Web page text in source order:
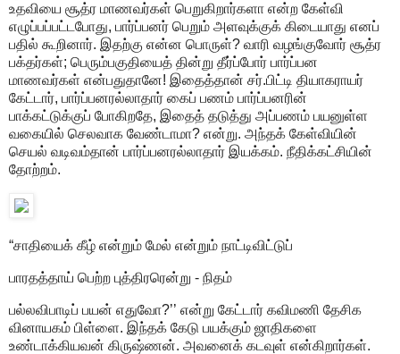
உதவியை சூத்ர மாணவர்கள் பெறுகிறார்களா என்ற கேள்வி
எழுப்பப்பட்டபோது, பார்ப்பனர் பெறும் அளவுக்குக் கிடையாது எனப்
பதில் கூறினார். இதற்கு என்ன பொருள்? வாரி வழங்குவோர் சூத்ர
பக்தர்கள்; பெரும்பகுதியைத் தின்று தீர்ப்போர் பார்ப்பன
மாணவர்கள் என்பதுதானே! இதைத்தான் சர்.பிட்டி தியாகராயர்
கேட்டார், பார்ப்பனரல்லாதார் கைப் பணம் பார்ப்பனரின்
பாக்கட்டுக்குப் போகிறதே, இதைத் தடுத்து அப்பணம் பயனுள்ள
வகையில் செலவாக வேண்டாமா? என்று. அந்தக் கேள்வியின்
செயல் வடிவம்தான் பார்ப்பனரல்லாதார் இயக்கம். நீதிக்கட்சியின்
தோற்றம்.
“சாதியைக் கீழ் என்றும் மேல் என்றும் நாட்டிவிட்டுப்
பாரதத்தாய் பெற்ற புத்திரரென்று - நிதம்
பல்லவிபாடிப் பயன் எதுவோ?’’ என்று கேட்டார் கவிமணி தேசிக
வினாயகம் பிள்ளை. இந்தக் கேடு பயக்கும் ஜாதிகளை
உண்டாக்கியவன் கிருஷ்ணன். அவனைக் கடவுள் என்கிறார்கள்.